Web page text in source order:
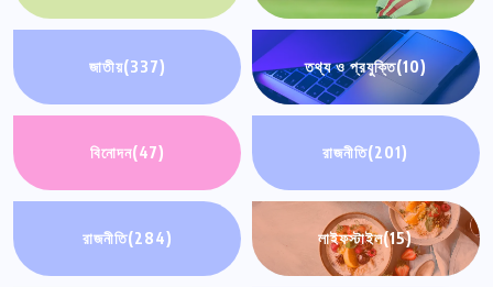
জাতীয়(337) তথ্য ও প্রযুক্তি(10)
বিনোদন(47) রাজনীতি(201)
রাজনীতি(284) লাইফস্টাইল(15)